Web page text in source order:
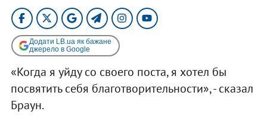
Додати LB.ua як бажане
джерело в Google
«Когда я уйду со своего поста, я хотел бы
посвятить себя благотворительности», - сказал
Браун.